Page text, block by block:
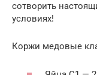
сотворить
условиях!
Коржи медовые